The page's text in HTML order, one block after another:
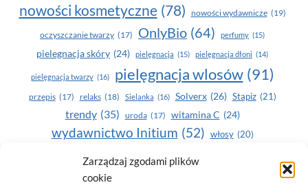
Zarządzaj zgodami plików
cookie
nowości kosmetyczne (78) nowości wydawnicze (19)
oczyszczanie twarzy (17) OnlyBio (64) perfumy (15)
pielegnacja skóry (24) pielęgnacja (15) pielęgnacja dłoni (14)
pielęgnacja twarzy (16) pielęgnacja wlosów (91)
przepis (17) relaks (18) Sielanka (16) Solverx (26) Stapiz (21)
trendy (35) uroda (17) witamina C (24)
wydawnictwo Initium (52) włosy (20)
Yasumi(164) zdrowe zęby
zdrowie